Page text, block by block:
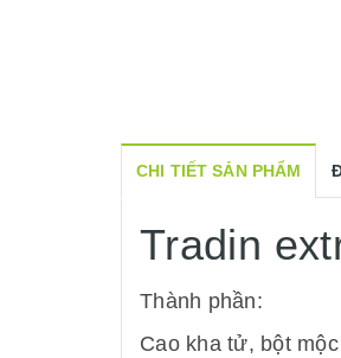
CHI TIẾT SẢN PHẨM
Tradin
Thành phần:
Cao kha tử, bột